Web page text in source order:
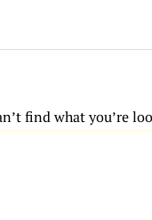
find what you’re